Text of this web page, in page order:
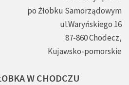
po Żłobku Samorządowym
ul.Waryńskiego 16
87-860 Chodecz,
Kujawsko-pomorskie
W CHODCZU